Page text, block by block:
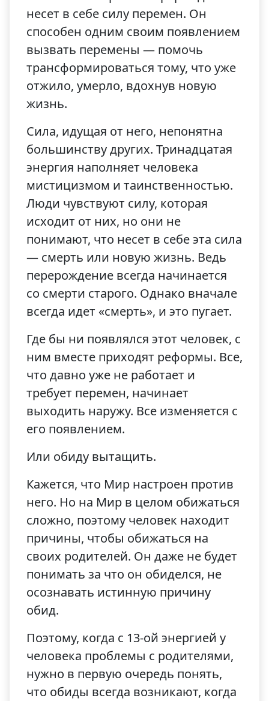
несет в себе силу перемен. Он
способен одним своим появлением
вызвать перемены — помочь
трансформироваться тому, что уже
отжило, умерло, вдохнув новую
жизнь.
Сила, идущая от него, непонятна
большинству других. Тринадцатая
энергия наполняет человека
мистицизмом и таинственностью.
Люди чувствуют силу, которая
исходит от них, но они не
понимают, что несет в себе эта сила
— смерть или новую жизнь. Ведь
перерождение всегда начинается
со смерти старого. Однако вначале
всегда идет «смерть», и это пугает.
Где бы ни появлялся этот человек, с
ним вместе приходят реформы. Все,
что давно уже не работает и
требует перемен, начинает
выходить наружу. Все изменяется с
его появлением.
Или обиду вытащить.
Кажется, что Мир настроен против
него. Но на Мир в целом обижаться
сложно, поэтому человек находит
причины, чтобы обижаться на
своих родителей. Он даже не будет
понимать за что он обиделся, не
осознавать истинную причину
обид.
Поэтому, когда с 13-ой энергией у
человека проблемы с родителями,
нужно в первую очередь понять,
что обиды всегда возникают, когда